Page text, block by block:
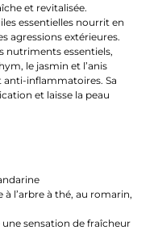
et revitalisée.
essentielles nourrit en
agressions extérieures.
nutriments essentiels,
le jasmin et l’anis
inflammatoires. Sa
et laisse la peau
l’arbre à thé, au romarin,
sensation de fraîcheur